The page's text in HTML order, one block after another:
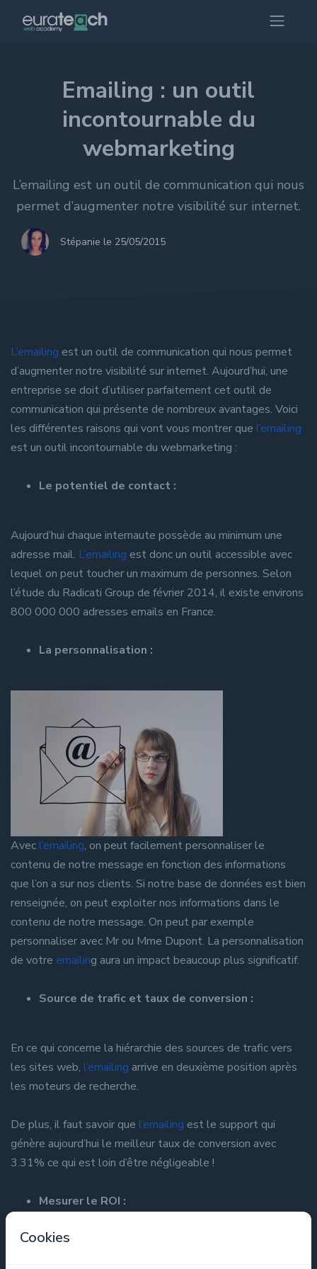
Cookies
Emailing : un outil
incontournable du
webmarketing
L’emailing est un outil de communication qui nous
permet d’augmenter notre visibilité sur internet.
Stépanie le 25/05/2015
L’emailing est un outil de communication qui nous permet
d’augmenter notre visibilité sur internet. Aujourd’hui, une
entreprise se doit d’utiliser parfaitement cet outil de
communication qui présente de nombreux avantages. Voici
les différentes raisons qui vont vous montrer que l’emailing
est un outil incontournable du webmarketing :
Le potentiel de contact :
Aujourd’hui chaque internaute possède au minimum une
adresse mail. L’emailing est donc un outil accessible avec
lequel on peut toucher un maximum de personnes. Selon
l’étude du Radicati Group de février 2014, il existe environs
800 000 000 adresses emails en France.
La personnalisation :
Avecl’emailing, on peut facilement personnaliser le
contenu de notre message en fonction des informations
que l’on a sur nos clients. Si notre base de données est bien
renseignée, on peut exploiter nos informations dans le
contenu de notre message. On peut par exemple
personnaliser avec Mr ou Mme Dupont. La personnalisation
de votre emailing aura un impact beaucoup plus significatif.
Source de trafic et taux de conversion :
En ce qui concerne la hiérarchie des sources de trafic vers
les sites web, l’emailing arrive en deuxième position après
les moteurs de recherche.
De plus, il faut savoir que l’emailing est le support qui
génère aujourd’hui le meilleur taux de conversion avec
3.31% ce qui est loin d’être négligeable !
Mesurer le ROI :